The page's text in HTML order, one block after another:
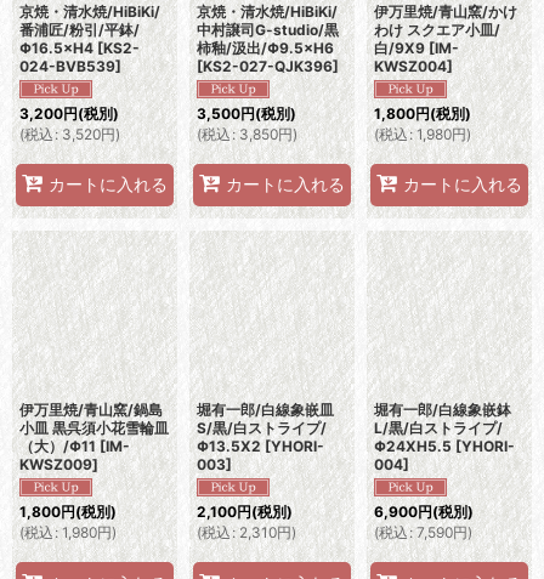
京焼・清水焼/HiBiKi/
番浦匠/粉引/平鉢/
Φ16.5×H4 [KS2-
024-BVB539]
3,200円(税別)
(税込: 3,520円)
カートに入れる
京焼・清水焼/HiBiKi/
中村譲司G-studio/黒
柿釉/汲出/Φ9.5×H6
[KS2-027-QJK396]
3,500円(税別)
(税込: 3,850円)
カートに入れる
伊万里焼/青山窯/かけ
わけ スクエア小皿/
白/9X9 [IM-
KWSZ004]
1,800円(税別)
(税込: 1,980円)
カートに入れる
伊万里焼/青山窯/鍋島
小皿 黒呉須小花雪輪皿
（大）/Φ11 [IM-
KWSZ009]
1,800円(税別)
(税込: 1,980円)
堀有一郎/白線象嵌皿
S/黒/白ストライプ/
Φ13.5X2 [YHORI-
003]
2,100円(税別)
(税込: 2,310円)
堀有一郎/白線象嵌鉢
L/黒/白ストライプ/
Φ24XH5.5 [YHORI-
004]
6,900円(税別)
(税込: 7,590円)